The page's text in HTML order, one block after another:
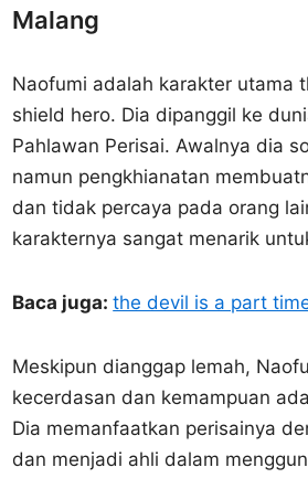
Malang
Naofumi adalah karakter utama
shield hero. Dia dipanggil ke
Pahlawan Perisai. Awalnya dia
namun pengkhianatan
dan tidak percaya pada orang
karakternya sangat menarik
Baca juga:the devil is a part
Meskipun dianggap lemah,
kecerdasan dan kemampuan
Dia memanfaatkan perisainya
dan menjadi ahli dalam